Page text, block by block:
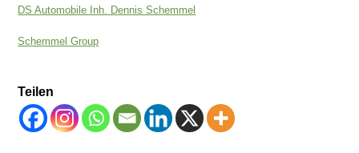
DS Automobile Inh. Dennis Schemmel
Schemmel Group
Teilen